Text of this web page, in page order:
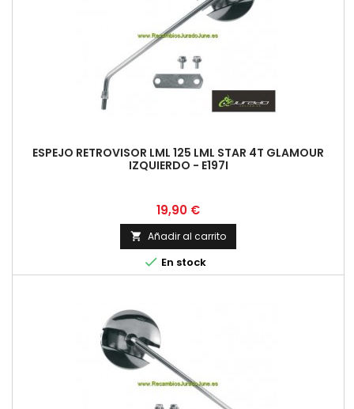
ESPEJO RETROVISOR LML 125 LML STAR 4T GLAMOUR
IZQUIERDO - E197I
Precio
19,90 €
 Añadir al carrito
 En stock